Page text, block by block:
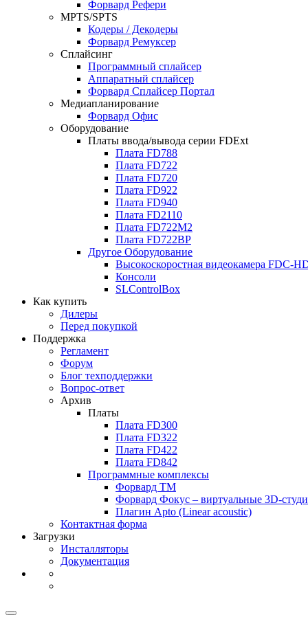
Форвард Рефери
MPTS/SPTS
Кодеры / Декодеры
Форвард Ремуксер
Сплайсинг
Программный сплайсер
Аппаратный сплайсер
Форвард Сплайсер Портал
Медиапланирование
Форвард Офис
Оборудование
Платы ввода/вывода серии FDExt
Плата FD788
Плата FD722
Плата FD720
Плата FD922
Плата FD940
Плата FD2110
Плата FD722M2
Плата FD722BP
Другое Оборудование
Высокоскоростная видеокамера FDC-
Консоли
SLControlBox
Как купить
Дилеры
Перед покупкой
Поддержка
Регламент
Форум
Блог техподдержки
Вопрос-ответ
Архив
Платы
Плата FD300
Плата FD322
Плата FD422
Плата FD842
Программные комплексы
Форвард ТМ
Форвард Фокус – виртуальные 3D-
Плагин Apto (Linear acoustic)
Контактная форма
Загрузки
Инсталляторы
Документация